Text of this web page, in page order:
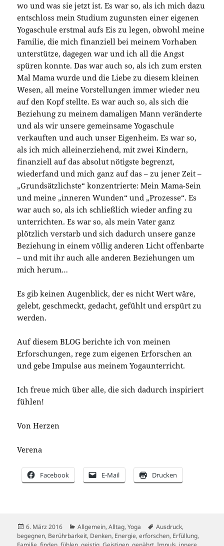
wo und was sie jetzt ist. Es war so, als ich mich dazu
entschloss mein Studium zugunsten einer eigenen
Yogaschule erstmal aufs Eis zu legen, obwohl meine
Familie, die mich finanziell bei meinem Vorhaben
unterstütze, dagegen war und ich all die Angst
spüren konnte. Das war auch so, als ich zum ersten
Mal Mama wurde und die Liebe zu diesem kleinen
Wesen, all meine Vorstellungen immer wieder neu
auf den Kopf stellte. Es war auch so, als sich die
Beziehung zu meinem damaligen Mann veränderte
und als wir unsere gemeinsame Yogaschule
verkauften und auch unser Eigenheim. Es war so,
als ich mich alleinerziehend, mit zwei Kindern,
finanziell auf das absolut nötigste begrenzt,
wiederfand und mich ganz auf das – zu jener Zeit –
„Grundsätzlichste“ konzentrierte: Mein Mama-Sein
und meine „inneren Wunden“ und „Prozesse“. Es
war auch so, als ich schließlich wieder anfing zu
unterrichten. Es war so, als mein Vater ganz
plötzlich verstarb und sich dadurch unsere ganze
Beziehung in einem völlig anderen Licht offenbarte
– und mit ihr auch alle anderen Beziehungen um
mich herum…
Es gib keinen Augenblick, der es nicht Wert wäre,
gelebt, geschmeckt, gedacht, gefühlt und erspürt zu
werden.
Auf diesem BLOG berichte ich von meinen
Erforschungen, rege zum eigenen Erforschen an
und gebe Impulse aus meinem Yogaunterricht.
Ich freue mich über alle, die sich dadurch inspiriert
fühlen!
Von Herzen
Verena
Facebook E-Mail Drucken
Veröffentlicht
am
6. März 2016 Kategorien
Allgemein,Alltag,Yoga Schlagwörter
Ausdruck,
begegnen, Berührbarkeit, Denken, Energie,erforschen, Erfüllung,